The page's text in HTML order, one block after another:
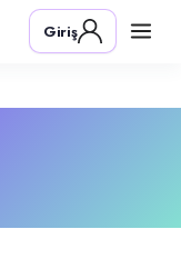
– Şirket
Gazi mahallesinde
Giriş